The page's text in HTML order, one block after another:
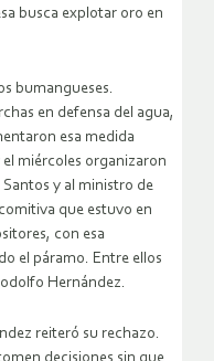
busca explotar oro en
bumangueses.
en defensa del agua,
esa medida
miércoles organizaron
y al ministro de
que estuvo en
con esa
el páramo. Entre ellos
Hernández.
reiteró su rechazo.